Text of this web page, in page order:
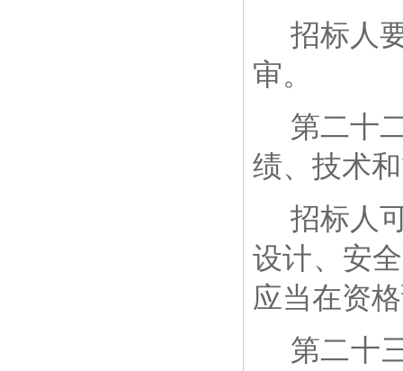
招标人
审。
第二十
绩、技术
招标人
设计、安
应当在资
第二十